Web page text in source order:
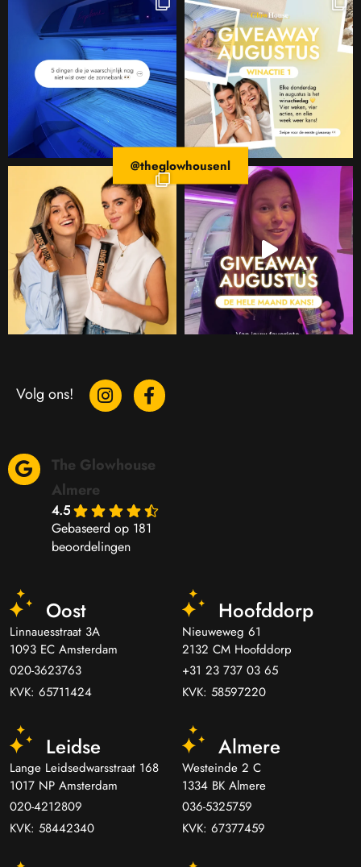
@theglowhousenl
Volg ons!
The Glowhouse
Almere
4.5
Gebaseerd op 181
beoordelingen
Oost
Linnauesstraat 3A
1093 EC Amsterdam
020-3623763
KVK: 65711424
Leidse
Lange Leidsedwarsstraat 168
1017 NP Amsterdam
020-4212809
KVK: 58442340
Hoofddorp
Nieuweweg 61
2132 CM Hoofddorp
+31 23 737 03 65
KVK: 58597220
Almere
Westeinde 2 C
1334 BK Almere
036-5325759
KVK: 67377459